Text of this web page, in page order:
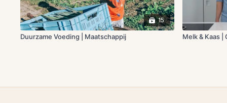
15
Duurzame Voeding | Maatschappij Melk & Kaas |